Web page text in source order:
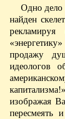
Одно дело
найден
рекламируя
продажу
идеологов
изображая
пересмеять